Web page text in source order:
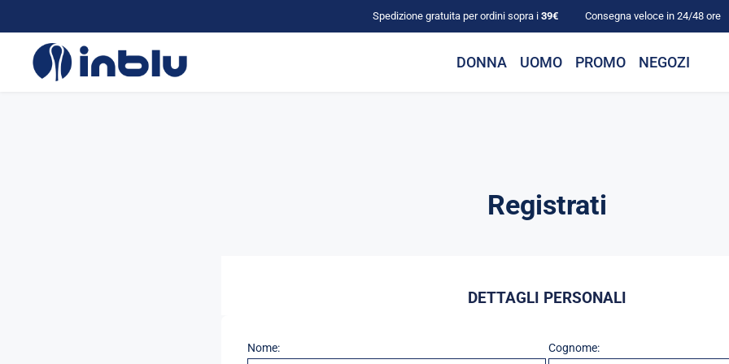
Spedizione gratuita per ordini sopra i 39€ Consegna veloce in 24/48 ore
DONNA UOMO PROMO NEGOZI
Registrati
DETTAGLI PERSONALI
Nome: Cognome: